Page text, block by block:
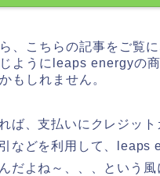
、こちらの記事をご覧
ようにleaps energyの
もしれません。
ば、支払いにクレジット
などを利用して、leaps
だよね～、、、という風